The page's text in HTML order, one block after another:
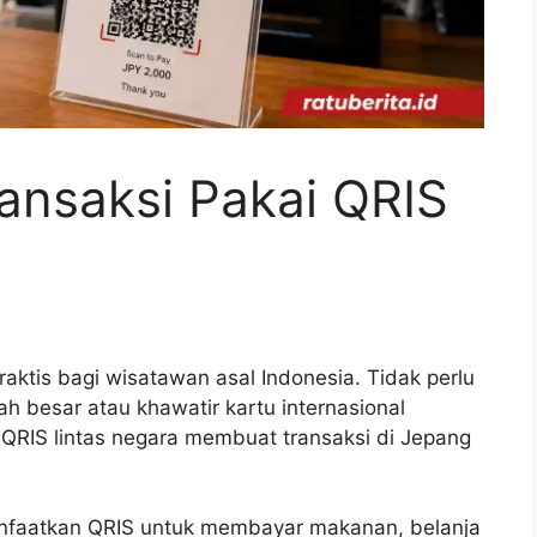
Pakai QRIS
bagi wisatawan asal Indonesia. Tidak perlu
besar atau khawatir kartu internasional
lintas negara membuat transaksi di Jepang
QRIS untuk membayar makanan, belanja